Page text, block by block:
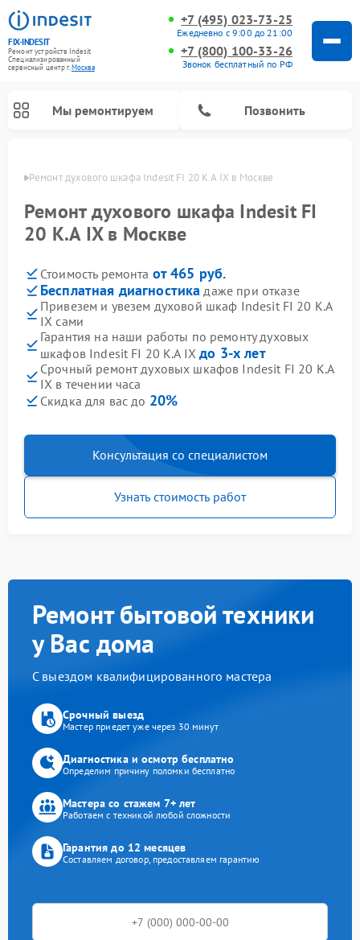
FIX-INDESIT
Ремонт устройств Indesit
Специализированный
cервисный центр г.Москва
+7 (495) 023-73-25
Ежедневно с 9:00 до 21:00
+7 (800) 100-33-26
Звонок бесплатный по РФ
Мы ремонтируем Позвонить
Ремонт духового шкафа Indesit FI 20 K.A IX в Москве
Ремонт духового шкафа Indesit FI
20 K.A IX в Москве
Стоимость ремонта от 465 руб.
Бесплатная диагностика даже при отказе
Привезем и увезем духовой шкаф Indesit FI 20 K.A
IX сами
Гарантия на наши работы по ремонту духовых
шкафов Indesit FI 20 K.A IXдо 3-х лет
Срочный ремонт духовых шкафов Indesit FI 20 K.A
IX в течении часа
Скидка для вас до 20%
Консультация со специалистом
Узнать стоимость работ
Ремонт бытовой техники
у Вас дома
С выездом квалифицированного мастера
Срочный выезд
Мастер приедет уже через 30 минут
Диагностика и осмотр бесплатно
Определим причину поломки бесплатно
Мастера со стажем 7+ лет
Работаем с техникой любой сложности
Гарантия до 12 месяцев
Составляем договор, предоставляем гарантию